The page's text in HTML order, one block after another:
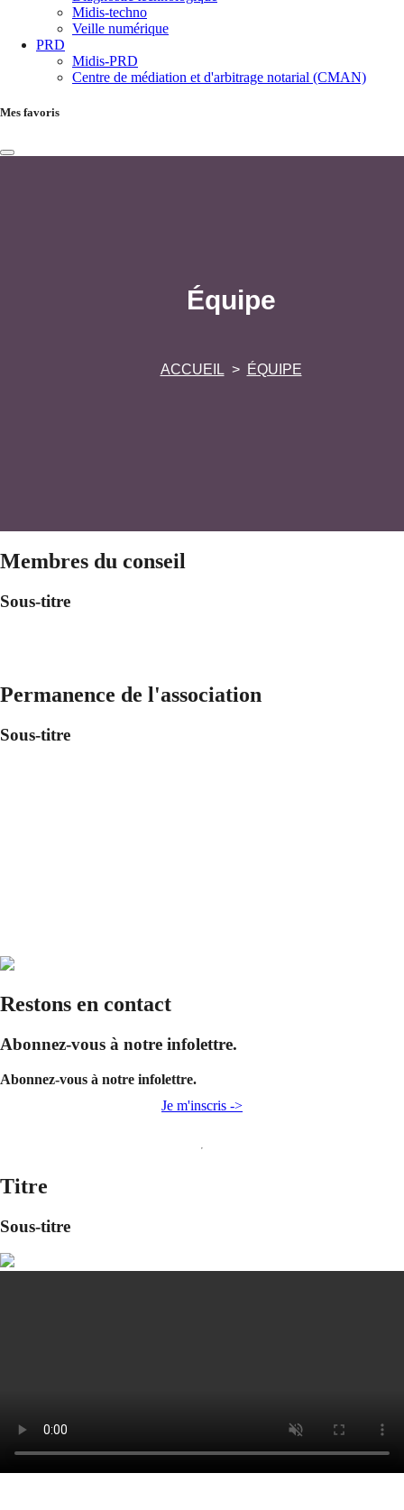
Midis-techno
Veille numérique
PRD
Midis-PRD
Centre de médiation et d'arbitrage notarial (CMAN)
Mes favoris
Équipe
ACCUEIL ÉQUIPE
Membres du conseil
Sous-titre
Permanence de l'association
Sous-titre
Restons en contact
Abonnez-vous à notre infolettre.
Abonnez-vous à notre infolettre.
Je m'inscris ->
Titre
Sous-titre